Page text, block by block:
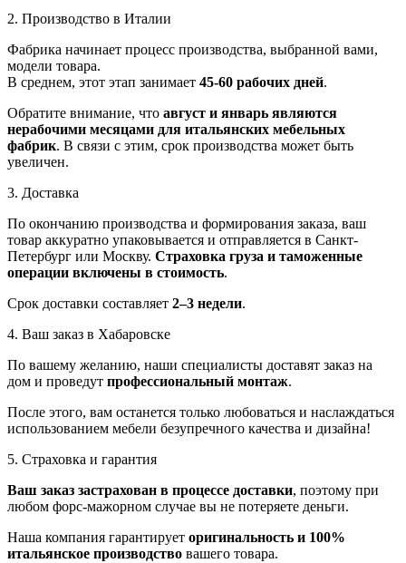
2. Производство в Италии
Фабрика начинает процесс производства, выбранной вами,
модели товара.
В среднем, этот этап занимает 45-60 рабочих дней.
Обратите внимание, что август и январь являются
нерабочими месяцами для итальянских мебельных
фабрик. В связи с этим, срок производства может быть
увеличен.
3. Доставка
По окончанию производства и формирования заказа, ваш
товар аккуратно упаковывается и отправляется в Санкт-
Петербург или Москву. Страховка груза и таможенные
операции включены в стоимость.
Срок доставки составляет 2–3 недели.
4. Ваш заказ в Хабаровске
По вашему желанию, наши специалисты доставят заказ на
дом и проведут профессиональный монтаж.
После этого, вам останется только любоваться и наслаждаться
использованием мебели безупречного качества и дизайна!
5. Страховка и гарантия
Ваш заказ застрахован в процессе доставки, поэтому при
любом форс-мажорном случае вы не потеряете деньги.
Наша компания гарантирует оригинальность и 100%
итальянское производство вашего товара.